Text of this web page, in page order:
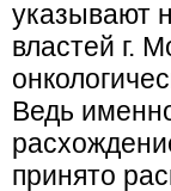
указывают
властей г.
Ведь
принято